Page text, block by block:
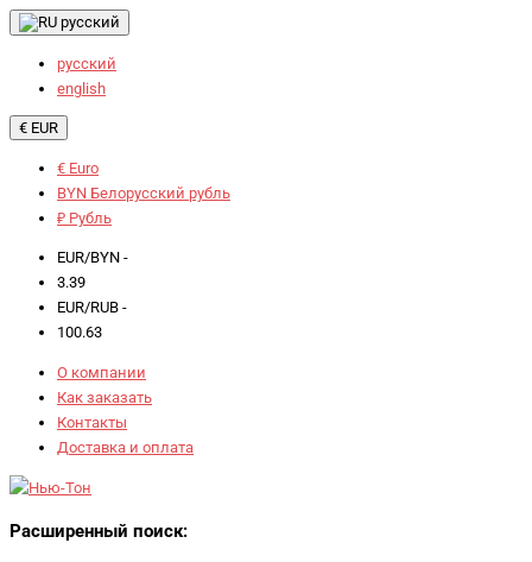
русский
русский
english
€ EUR
€ Euro
BYN Белорусский рубль
₽ Рубль
EUR/BYN -
3.39
EUR/RUB -
100.63
О компании
Как заказать
Контакты
Доставка и оплата
Расширенный поиск: